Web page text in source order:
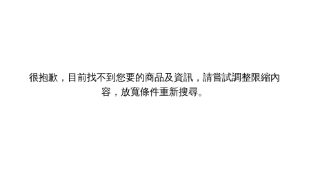
很抱歉，目前找不到您要的商品及資訊，請嘗試調整限縮內
容，放寬條件重新搜尋。